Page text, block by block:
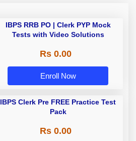
IBPS RRB PO | Clerk PYP Mock
Tests with Video Solutions
Rs 0.00
Enroll Now
IBPS Clerk Pre FREE Practice Test
Pack
Rs 0.00